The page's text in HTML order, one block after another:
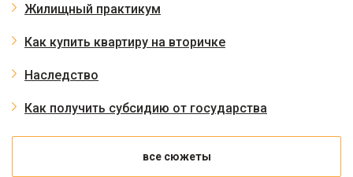
Жилищный практикум
Как купить квартиру на вторичке
Наследство
Как получить субсидию от государства
все сюжеты